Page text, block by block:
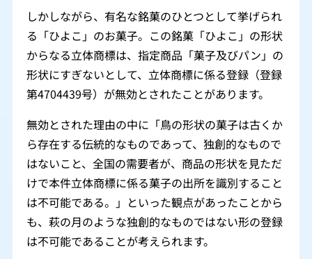
しかしながら、有名な銘菓のひとつとして挙げられ
る「ひよこ」のお菓子。この銘菓「ひよこ」の形状
からなる立体商標は、指定商品「菓子及びパン」の
形状にすぎないとして、立体商標に係る登録（登録
第4704439号）が無効とされたことがあります。
無効とされた理由の中に「鳥の形状の菓子は古くか
ら存在する伝統的なものであって、独創的なもので
はないこと、全国の需要者が、商品の形状を見ただ
けで本件立体商標に係る菓子の出所を識別すること
は不可能である。」といった観点があったことから
も、萩の月のような独創的なものではない形の登録
は不可能であることが考えられます。